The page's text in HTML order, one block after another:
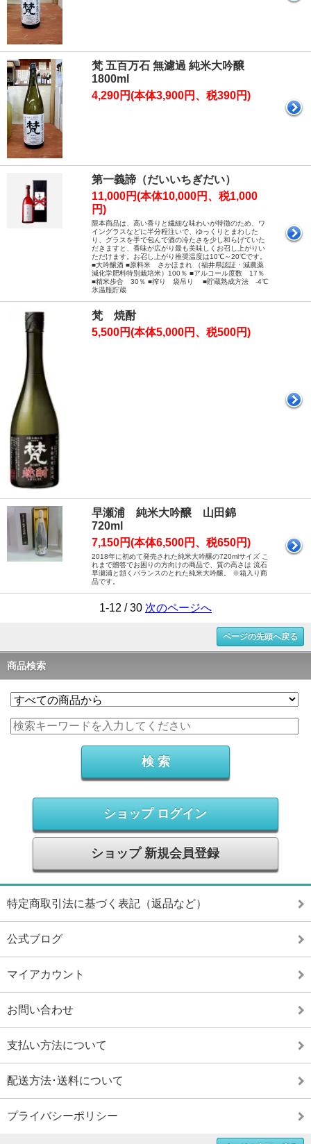
梵 五百万石 無濾過 純米大吟醸
1800ml
4,290円(本体3,900円、税390円)
第一義諦（だいいちぎだい）
11,000円(本体10,000円、税1,000
円)
限本商品は、高い香りと繊細な味わいが特徴のため、ワ
イングラスなどに半分程注いで、ゆっくりとまわした
り、グラスを手で包んで酒の冷たさを少し和らげていた
だきますと、香味が広がり最も美味しくお召し上がりい
ただけます。お召し上がり推奨温度は10℃～20℃です。
■大吟醸酒 ■原料米 さかほまれ （福井県認証・減農薬
減化学肥料特別栽培米）100％ ■アルコール度数 17％
■精米歩合 30％ ■搾り 袋吊り ■貯蔵熟成方法 -4℃
氷温瓶貯蔵
梵 焼酎
5,500円(本体5,000円、税500円)
早瀬浦 純米大吟醸 山田錦
720ml
7,150円(本体6,500円、税650円)
2018年に初めて発売された純米大吟醸の720mlサイズ こ
れまで贈答でお困りの方向けの商品で、質の高さは 流石
早瀬浦と頷くバランスのとれた純米大吟醸。 ※箱入り商
品です。
1-12 / 30 次のページへ
ページの先頭へ戻る
商品検索
ショップ ログイン
ショップ 新規会員登録
特定商取引法に基づく表記（返品など）
公式ブログ
マイアカウント
お問い合わせ
支払い方法について
配送方法･送料について
プライバシーポリシー